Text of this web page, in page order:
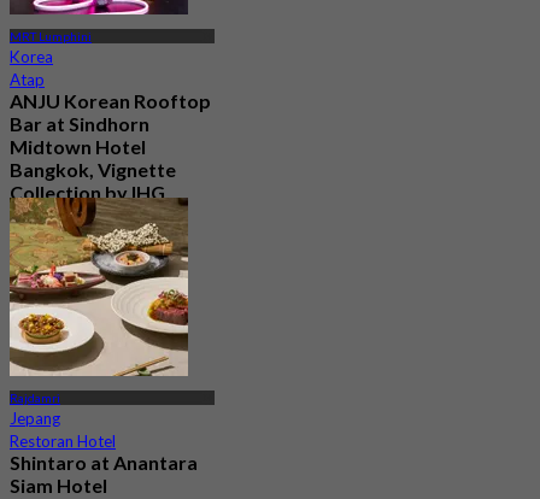
MRT Lumphini
Korea
Atap
ANJU Korean Rooftop
Bar at Sindhorn
Midtown Hotel
Bangkok, Vignette
Collection by IHG
Baru
4.6
Dari฿ 730
Rajdamri
Jepang
Restoran Hotel
Shintaro at Anantara
Siam Hotel